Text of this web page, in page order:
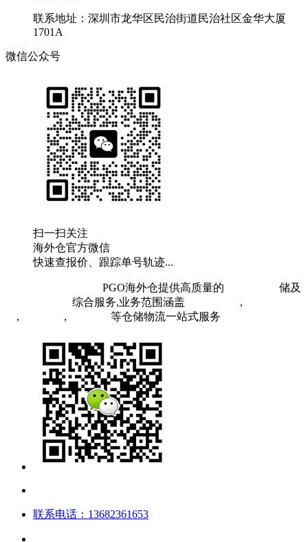
联系地址：深圳市龙华区民治街道民治社区金华大厦
1701A
微信公众号
扫一扫关注
海外仓官方微信
快速查报价、跟踪单号轨迹...
PGO海外仓提供高质量的
储及
综合服务,业务范围涵盖 ,
, , 等仓储物流一站式服务
联系电话：13682361653